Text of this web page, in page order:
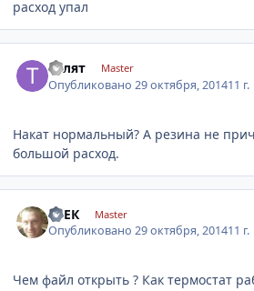
расход упал
Толят Master
Опубликовано29 октября, 201411 г.
Накат нормальный? А резина не
большой расход.
ГРЕК Master
Опубликовано29 октября, 201411 г.
Чем файл открыть ? Как термостат